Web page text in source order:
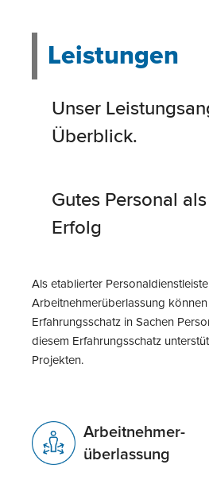
Leistungen
Unser
Überblick.
Gutes Personal
Erfolg
Als etablierter
Arbeitnehmerüberlassung
Erfahrungsschatz in Sachen
diesem Erfahrungsschatz
Projekten.
Arbeitnehmer-
überlassung